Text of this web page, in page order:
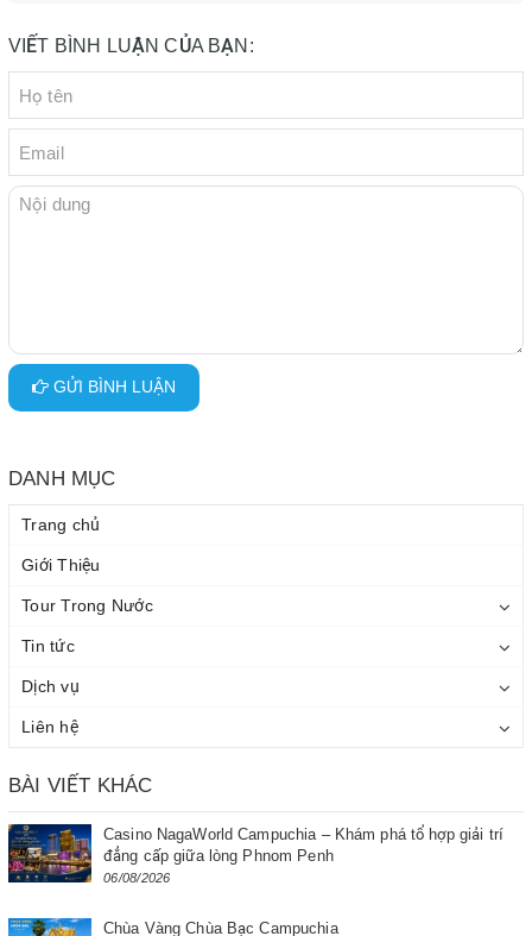
VIẾT BÌNH LUẬN CỦA BẠN:
GỬI BÌNH LUẬN
DANH MỤC
Trang chủ
Giới Thiệu
Tour Trong Nước
Tin tức
Dịch vụ
Liên hệ
BÀI VIẾT KHÁC
Casino NagaWorld Campuchia – Khám phá tổ hợp giải trí
đẳng cấp giữa lòng Phnom Penh
06/08/2026
Chùa Vàng Chùa Bạc Campuchia